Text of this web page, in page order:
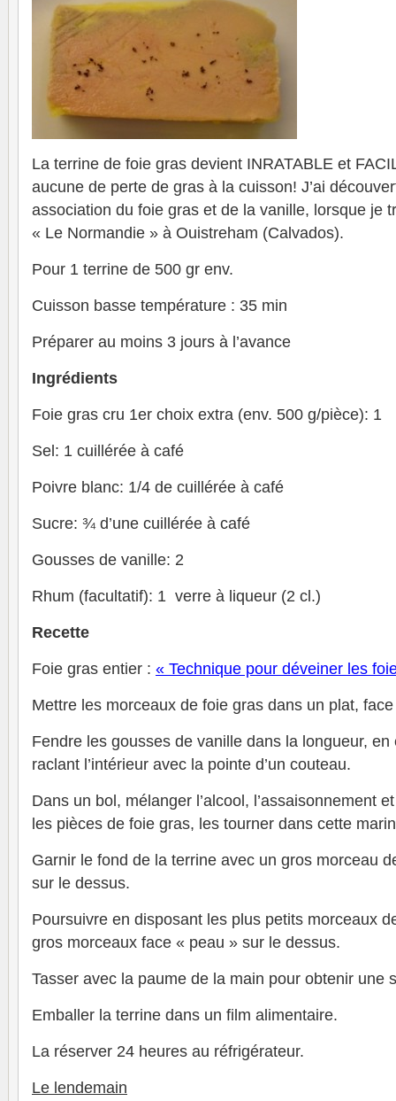
La terrine de foie gras devient INRATABLE et
aucune de perte de gras à la cuisson! J’ai
association du foie gras et de la vanille, lorsque je
« Le Normandie » à Ouistreham (Calvados).
Pour 1 terrine de 500 gr env.
Cuisson basse température : 35 min
Préparer au moins 3 jours à l’avance
Ingrédients
Foie gras cru 1er choix extra (env. 500 g/pièce): 1
Sel: 1 cuillérée à café
Poivre blanc: 1/4 de cuillérée à café
Sucre: ¾ d’une cuillérée à café
Gousses de vanille: 2
Rhum (facultatif): 1 verre à liqueur (2 cl.)
Recette
Foie gras entier : « Technique pour déveiner les
Mettre les morceaux de foie gras dans un plat,
Fendre les gousses de vanille dans la longueur,
raclant l’intérieur avec la pointe d’un couteau.
Dans un bol, mélanger l’alcool, l’assaisonnement
les pièces de foie gras, les tourner dans cette
Garnir le fond de la terrine avec un gros morceau
sur le dessus.
Poursuivre en disposant les plus petits morceaux
gros morceaux face « peau » sur le dessus.
Tasser avec la paume de la main pour obtenir une
Emballer la terrine dans un film alimentaire.
La réserver 24 heures au réfrigérateur.
Le lendemain